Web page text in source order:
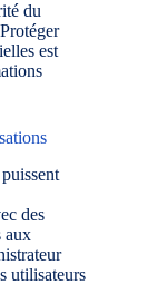
du
est
des
aux
utilisateurs